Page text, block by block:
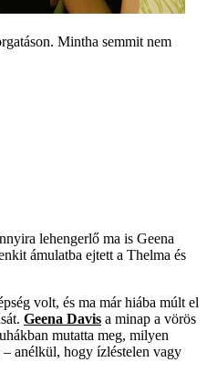
Mintha semmit nem
lehengerlő ma is Geena
ámulatba ejtett a Thelma és
volt, és ma már hiába múlt el
Geena Davis a minap a vörös
mutatta meg, milyen
anélkül, hogy ízléstelen vagy